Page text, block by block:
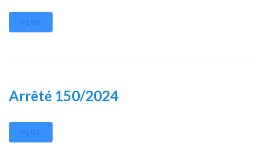
PLUS
Arrêté 150/2024
PLUS